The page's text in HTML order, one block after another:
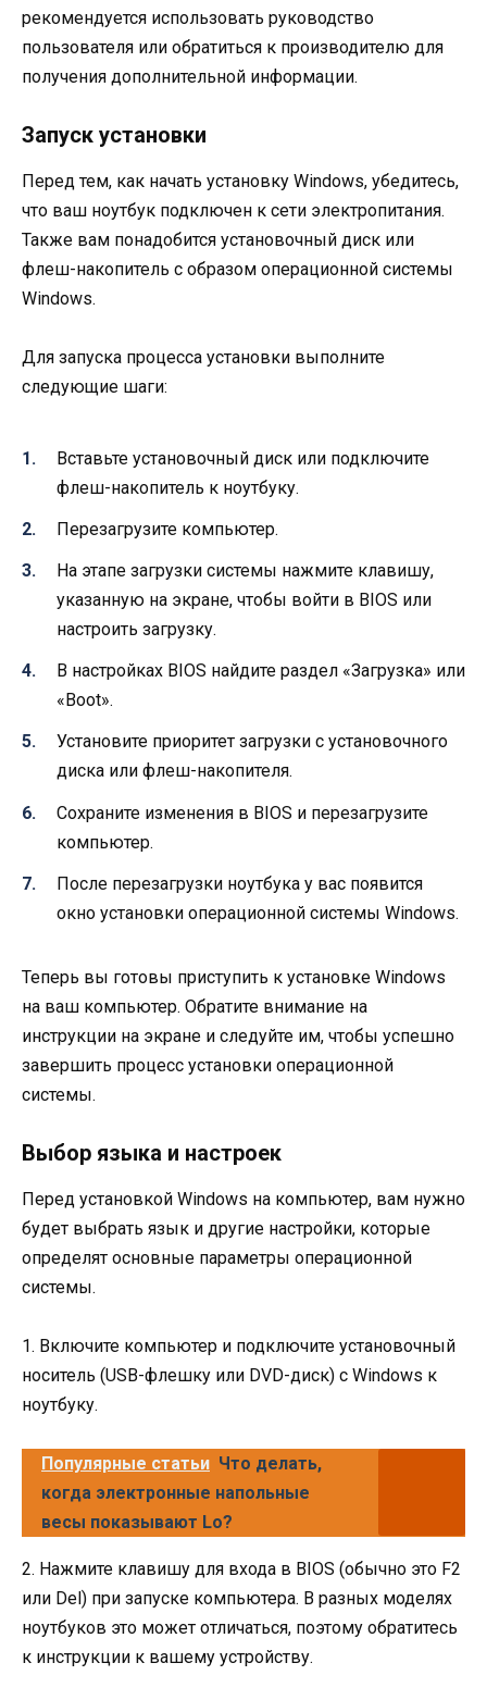
рекомендуется использовать руководство
пользователя или обратиться к производителю для
получения дополнительной информации.
Запуск установки
Перед тем, как начать установку Windows, убедитесь,
что ваш ноутбук подключен к сети электропитания.
Также вам понадобится установочный диск или
флеш-накопитель с образом операционной системы
Windows.
Для запуска процесса установки выполните
следующие шаги:
Вставьте установочный диск или подключите
флеш-накопитель к ноутбуку.
Перезагрузите компьютер.
На этапе загрузки системы нажмите клавишу,
указанную на экране, чтобы войти в BIOS или
настроить загрузку.
В настройках BIOS найдите раздел «Загрузка» или
«Boot».
Установите приоритет загрузки с установочного
диска или флеш-накопителя.
Сохраните изменения в BIOS и перезагрузите
компьютер.
После перезагрузки ноутбука у вас появится
окно установки операционной системы Windows.
Теперь вы готовы приступить к установке Windows
на ваш компьютер. Обратите внимание на
инструкции на экране и следуйте им, чтобы успешно
завершить процесс установки операционной
системы.
Выбор языка и настроек
Перед установкой Windows на компьютер, вам нужно
будет выбрать язык и другие настройки, которые
определят основные параметры операционной
системы.
1. Включите компьютер и подключите установочный
носитель (USB-флешку или DVD-диск) с Windows к
ноутбуку.
Популярные статьи Что делать,
когда электронные напольные
весы показывают Lo?
2. Нажмите клавишу для входа в BIOS (обычно это F2
или Del) при запуске компьютера. В разных моделях
ноутбуков это может отличаться, поэтому обратитесь
к инструкции к вашему устройству.